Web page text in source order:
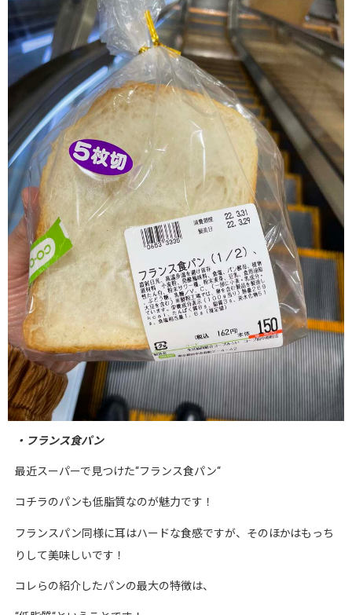
・フランス食パン
最近スーパーで見つけた“フランス食パン“
コチラのパンも低脂質なのが魅力です！
フランスパン同様に耳はハードな食感ですが、そのほかはもっち
りして美味しいです！
コレらの紹介したパンの最大の特徴は、